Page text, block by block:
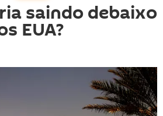
saindo debaixo
EUA?